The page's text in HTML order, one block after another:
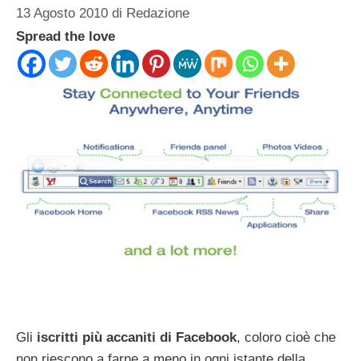
13 Agosto 2010 di Redazione
Spread the love
Gli iscritti più accaniti di Facebook, coloro cioè che